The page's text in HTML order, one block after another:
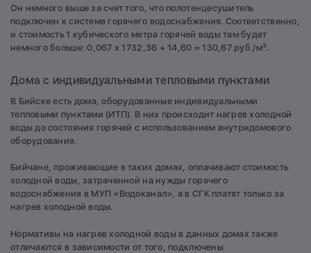
Он немного выше за счет того, что полотенцесушитель
подключен к системе горячего водоснабжения. Соответственно,
и стоимость 1 кубического метра горячей воды там будет
немного больше: 0,067 х 1732,36 + 14,60 = 130,67 руб./м³.
Дома с индивидуальными тепловыми пунктами
В Бийске есть дома, оборудованные индивидуальными
тепловыми пунктами (ИТП). В них происходит нагрев холодной
воды до состояния горячей с использованием внутридомового
оборудования.
Бийчане, проживающие в таких домах, оплачивают стоимость
холодной воды, затраченной на нужды горячего
водоснабжения в МУП «Водоканал», а в СГК платят только за
нагрев холодной воды.
Нормативы на нагрев холодной воды в данных домах также
отличаются в зависимости от того, подключены